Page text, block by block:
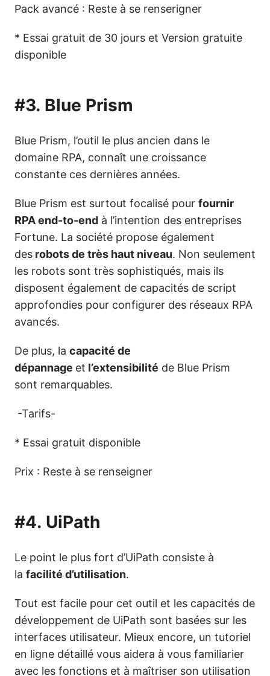
Pack avancé : Reste à se renserigner
* Essai gratuit de 30 jours et Version gratuite
disponible
#3. Blue Prism
Blue Prism, l’outil le plus ancien dans le
domaine RPA, connaît une croissance
constante ces dernières années.
Blue Prism est surtout focalisé pour fournir
RPA end-to-end à l’intention des entreprises
Fortune. La société propose également
des robots de très haut niveau. Non seulement
les robots sont très sophistiqués, mais ils
disposent également de capacités de script
approfondies pour configurer des réseaux RPA
avancés.
De plus, la capacité de
dépannage et l’extensibilité de Blue Prism
sont remarquables.
-Tarifs-
* Essai gratuit disponible
Prix : Reste à se renseigner
#4. UiPath
Le point le plus fort d’UiPath consiste à
la facilité d’utilisation.
Tout est facile pour cet outil et les capacités de
développement de UiPath sont basées sur les
interfaces utilisateur. Mieux encore, un tutoriel
en ligne détaillé vous aidera à vous familiarier
avec les fonctions et à maîtriser son utilisation